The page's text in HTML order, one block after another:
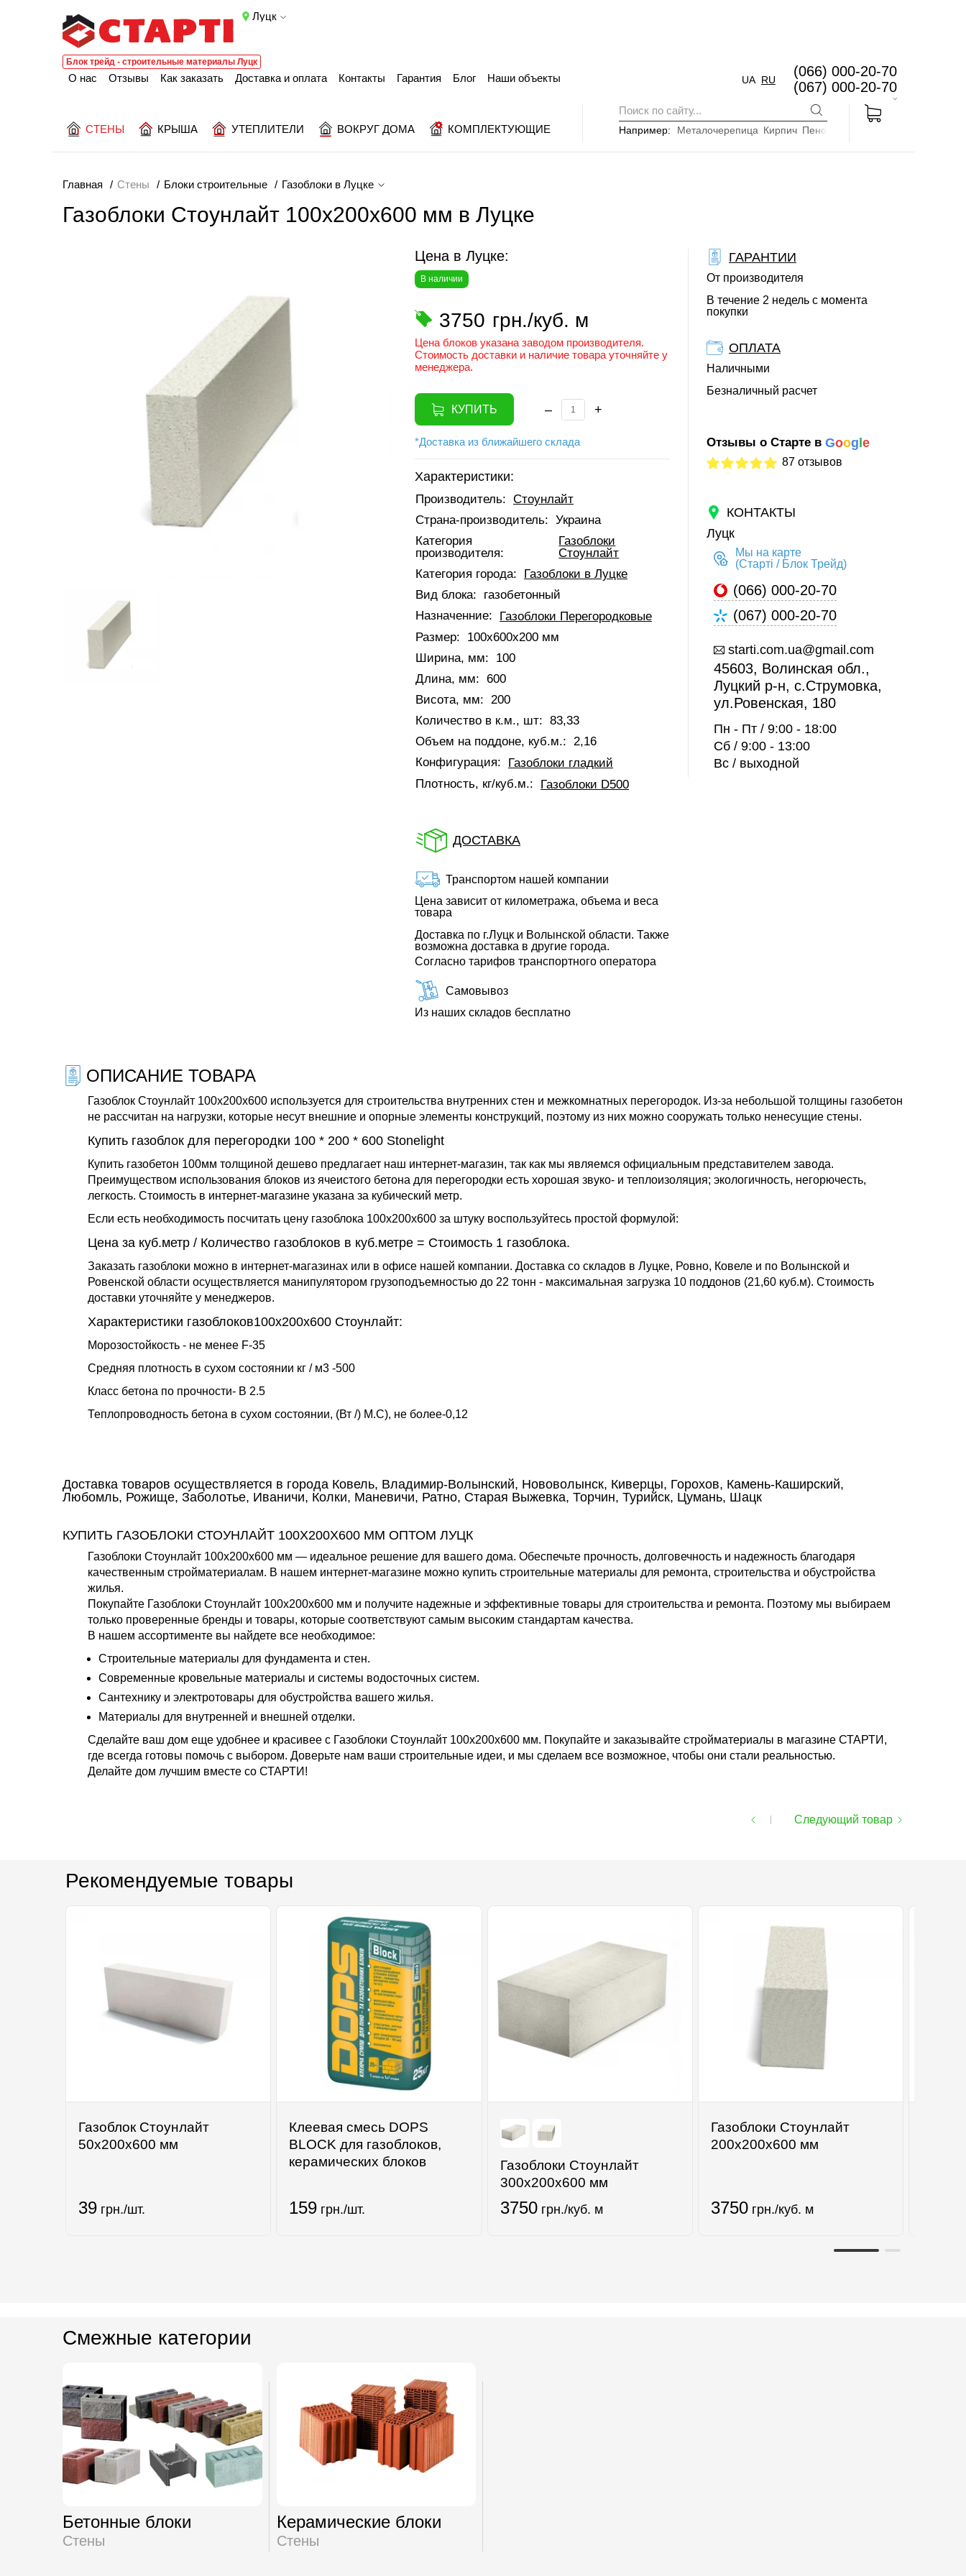
Луцк
Блок трейд - строительные материалы Луцк
Например: Металочерепица Кирпич Пенопласт
СТЕНЫ КРЫША УТЕПЛИТЕЛИ ВОКРУГ ДОМА КОМПЛЕКТУЮЩИЕ
(066) 000-20-70
(067) 000-20-70
О нас Отзывы Как заказать Доставка и оплата Контакты Гарантия Блог Наши объекты UA RU
Главная Стены Блоки строительные Газоблоки в Луцке
Газоблоки Стоунлайт 100x200x600 мм в Луцке
Цена в Луцке:
В наличии
3750 грн./куб. м
Цена блоков указана заводом производителя.
Стоимость доставки и наличие товара уточняйте у
менеджера.
КУПИТЬ – +
*Доставка из ближайшего склада
Характеристики:
Производитель: Стоунлайт
Страна-производитель: Украина
Категория
производителя:
Газоблоки
Стоунлайт
Категория города:
Газоблоки в Луцке
Вид блока:
газобетонный
Назначенние:
Газоблоки Перегородковые
Размер:
100x600x200 мм
Ширина, мм:
100
Длина, мм: 600
Висота, мм: 200
Количество в к.м., шт: 83,33
Объем на поддоне, куб.м.: 2,16
Конфигурация:
Газоблоки гладкий
Плотность, кг/куб.м.:
Газоблоки D500
ДОСТАВКА
Транспортом нашей компании
Цена зависит от километража, объема и веса
товара
Доставка по г.Луцк и Волынской области. Также
возможна доставка в другие города.
Согласно тарифов транспортного оператора
Самовывоз
Из наших складов бесплатно
ГАРАНТИИ
От производителя
В течение 2 недель с момента
покупки
ОПЛАТА
Наличными
Безналичный расчет
Отзывы о Старте в Goog e
87 отзывов
КОНТАКТЫ
Луцк
Мы на карте
(Старті / Блок Трейд)
(066) 000-20-70
(067) 000-20-70
starti.com.ua@gmail.com
45603, Волинская обл.,
Луцкий р-н, с.Струмовка,
ул.Ровенская, 180
Пн - Пт / 9:00 - 18:00
Сб / 9:00 - 13:00
Вс / выходной
ОПИСАНИЕ ТОВАРА
Газоблок Стоунлайт 100х200х600 используется для строительства внутренних стен и межкомнатных перегородок. Из-за небольшой толщины газобетон
не рассчитан на нагрузки, которые несут внешние и опорные элементы конструкций, поэтому из них можно сооружать только ненесущие стены.
Купить газоблок для перегородки 100 * 200 * 600 Stonelight
Купить газобетон 100мм толщиной дешево предлагает наш интернет-магазин, так как мы являемся официальным представителем завода.
Преимуществом использования блоков из ячеистого бетона для перегородки есть хорошая звуко- и теплоизоляция; экологичность, негорючесть,
легкость. Стоимость в интернет-магазине указана за кубический метр.
Если есть необходимость посчитать цену газоблока 100х200х600 за штуку воспользуйтесь простой формулой:
Цена за куб.метр / Количество газоблоков в куб.метре = Стоимость 1 газоблока.
Заказать газоблоки можно в интернет-магазинах или в офисе нашей компании. Доставка со складов в Луцке, Ровно, Ковеле и по Волынской и
Ровенской области осуществляется манипулятором грузоподъемностью до 22 тонн - максимальная загрузка 10 поддонов (21,60 куб.м). Стоимость
доставки уточняйте у менеджеров.
Характеристики газоблоков100х200х600 Стоунлайт:
Морозостойкость - не менее F-35
Средняя плотность в сухом состоянии кг / м3 -500
Класс бетона по прочности- B 2.5
Теплопроводность бетона в сухом состоянии, (Вт /) М.С), не более-0,12
Доставка товаров осуществляется в города Ковель, Владимир-Волынский, Нововолынск, Киверцы, Горохов, Камень-Каширский,
Любомль, Рожище, Заболотье, Иваничи, Колки, Маневичи, Ратно, Старая Выжевка, Торчин, Турийск, Цумань, Шацк
КУПИТЬ ГАЗОБЛОКИ СТОУНЛАЙТ 100X200X600 ММ ОПТОМ ЛУЦК
Газоблоки Стоунлайт 100x200x600 мм — идеальное решение для вашего дома. Обеспечьте прочность, долговечность и надежность благодаря
качественным стройматериалам. В нашем интернет-магазине можно купить строительные материалы для ремонта, строительства и обустройства
жилья.
Покупайте Газоблоки Стоунлайт 100x200x600 мм и получите надежные и эффективные товары для строительства и ремонта. Поэтому мы выбираем
только проверенные бренды и товары, которые соответствуют самым высоким стандартам качества.
В нашем ассортименте вы найдете все необходимое:
Строительные материалы для фундамента и стен.
Современные кровельные материалы и системы водосточных систем.
Сантехнику и электротовары для обустройства вашего жилья.
Материалы для внутренней и внешней отделки.
Сделайте ваш дом еще удобнее и красивее с Газоблоки Стоунлайт 100x200x600 мм. Покупайте и заказывайте стройматериалы в магазине СТАРТИ,
где всегда готовы помочь с выбором. Доверьте нам ваши строительные идеи, и мы сделаем все возможное, чтобы они стали реальностью.
Делайте дом лучшим вместе со СТАРТИ!
Следующий товар
Рекомендуемые товары
Газоблок Стоунлайт
50х200х600 мм
39 грн./шт.
Клеевая смесь DOPS
BLOCK для газоблоков,
керамических блоков
159 грн./шт.
Газоблоки Стоунлайт
300х200х600 мм
3750грн./куб. м
Газоблоки Стоунлайт
200х200х600 мм
3750грн./куб. м
Смежные категории
Бетонные блоки
Стены
Керамические блоки
Стены